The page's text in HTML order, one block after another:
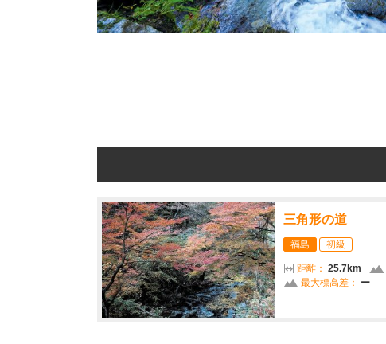
三角形の道
福島 初級
距離： 25.7km
最大標高差：
ー